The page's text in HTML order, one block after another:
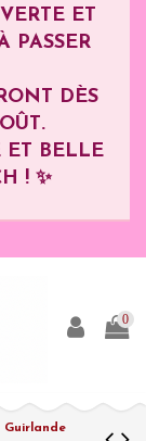
ET
PASSER
DÈS
.
ET BELLE
! ✨
0
Guirlande